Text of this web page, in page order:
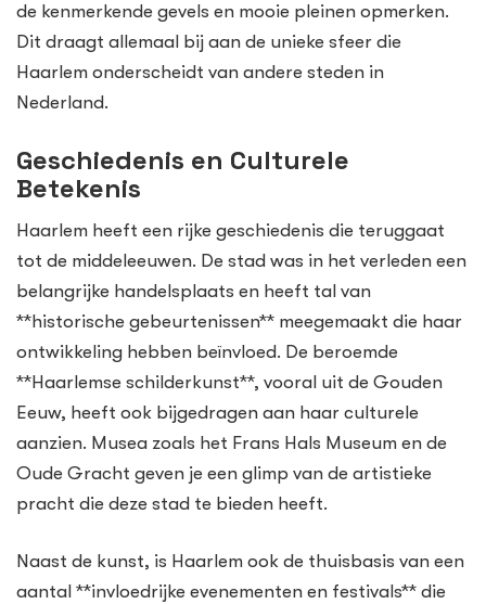
de kenmerkende gevels en mooie pleinen opmerken.
Dit draagt allemaal bij aan de unieke sfeer die
Haarlem onderscheidt van andere steden in
Nederland.
Geschiedenis en Culturele
Betekenis
Haarlem heeft een rijke geschiedenis die teruggaat
tot de middeleeuwen. De stad was in het verleden een
belangrijke handelsplaats en heeft tal van
**historische gebeurtenissen** meegemaakt die haar
ontwikkeling hebben beïnvloed. De beroemde
**Haarlemse schilderkunst**, vooral uit de Gouden
Eeuw, heeft ook bijgedragen aan haar culturele
aanzien. Musea zoals het Frans Hals Museum en de
Oude Gracht geven je een glimp van de artistieke
pracht die deze stad te bieden heeft.
Naast de kunst, is Haarlem ook de thuisbasis van een
aantal **invloedrijke evenementen en festivals** die